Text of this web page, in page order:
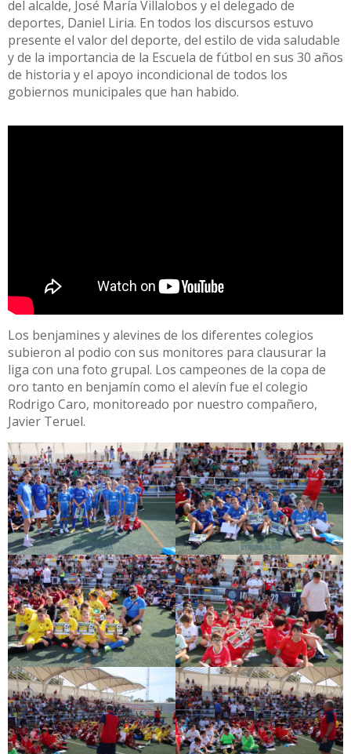
del alcalde, José María Villalobos y el delegado de
deportes, Daniel Liria. En todos los discursos estuvo
presente el valor del deporte, del estilo de vida saludable
y de la importancia de la Escuela de fútbol en sus 30 años
de historia y el apoyo incondicional de todos los
gobiernos municipales que han habido.
Los benjamines y alevines de los diferentes colegios
subieron al podio con sus monitores para clausurar la
liga con una foto grupal. Los campeones de la copa de
oro tanto en benjamín como el alevín fue el colegio
Rodrigo Caro, monitoreado por nuestro compañero,
Javier Teruel.